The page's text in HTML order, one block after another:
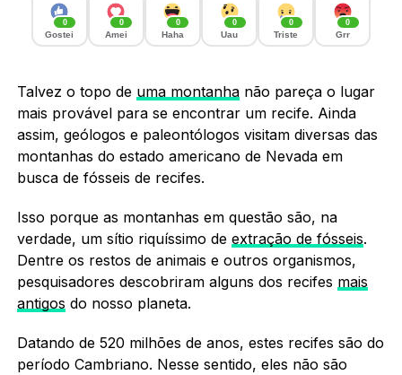
0
Gostei
0
Amei
0
Haha
0
Uau
0
Triste
0
Grr
Talvez o topo de uma montanhanão pareça o lugar
mais provável para se encontrar um recife. Ainda
assim, geólogos e paleontólogos visitam diversas das
montanhas do estado americano de Nevada em
busca de fósseis de recifes.
Isso porque as montanhas em questão são, na
verdade, um sítio riquíssimo de extração de fósseis.
Dentre os restos de animais e outros organismos,
pesquisadores descobriram alguns dos recifes mais
antigos do nosso planeta.
Datando de 520 milhões de anos, estes recifes são do
período Cambriano. Nesse sentido, eles não são